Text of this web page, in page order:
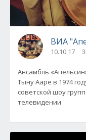
ВИА
10.10.17
Ансамбль
Тыну Ааре в 1974
советской шоу
телевидении